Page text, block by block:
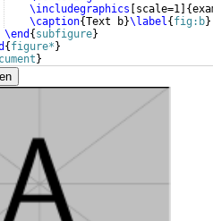
\includegraphics
scale=1 {
\caption{Text b}\label{ fig:b}
\end { subfigure}
{ figure* }
}